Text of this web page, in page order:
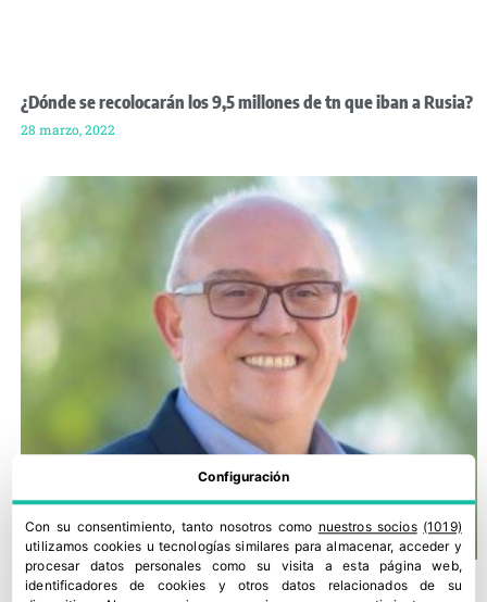
¿Dónde se recolocarán los 9,5 millones de tn que iban a Rusia?
28 marzo, 2022
Configuración
Con su consentimiento, tanto nosotros como nuestros socios (1019)
utilizamos cookies u tecnologías similares para almacenar, acceder y
procesar datos personales como su visita a esta página web,
identificadores de cookies y otros datos relacionados de su